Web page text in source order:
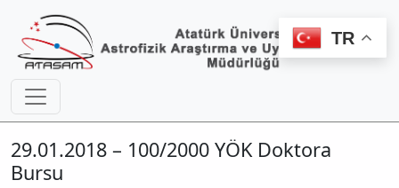
29.01.2018 – 100/2000 YÖK Doktora
Bursu
TR